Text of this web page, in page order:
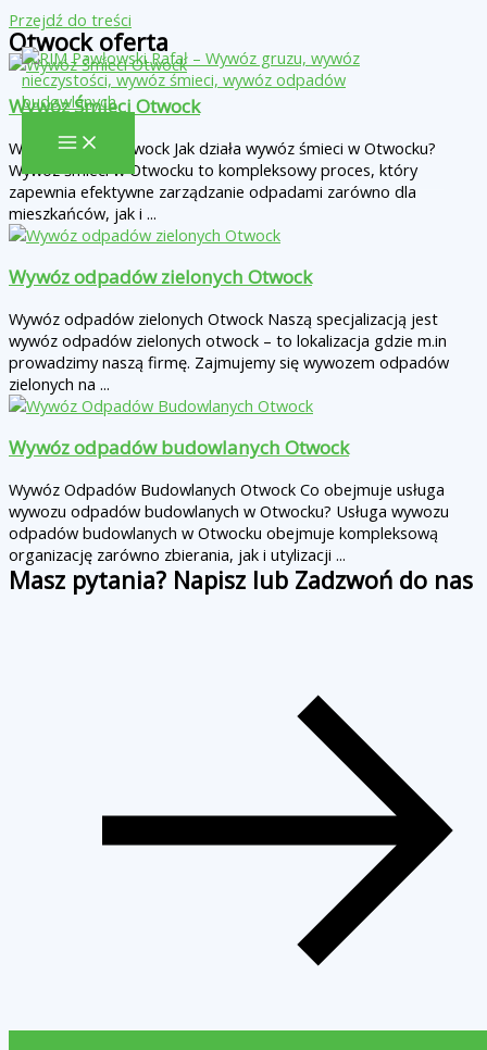
Przejdź do treści
Otwock oferta
Wywóz Śmieci Otwock
Wywóz Śmieci Otwock Jak działa wywóz śmieci w Otwocku?
Wywóz śmieci w Otwocku to kompleksowy proces, który
zapewnia efektywne zarządzanie odpadami zarówno dla
mieszkańców, jak i ...
Wywóz odpadów zielonych Otwock
Wywóz odpadów zielonych Otwock Naszą specjalizacją jest
wywóz odpadów zielonych otwock – to lokalizacja gdzie m.in
prowadzimy naszą firmę. Zajmujemy się wywozem odpadów
zielonych na ...
Wywóz odpadów budowlanych Otwock
Wywóz Odpadów Budowlanych Otwock Co obejmuje usługa
wywozu odpadów budowlanych w Otwocku? Usługa wywozu
odpadów budowlanych w Otwocku obejmuje kompleksową
organizację zarówno zbierania, jak i utylizacji ...
Masz pytania? Napisz lub Zadzwoń do nas